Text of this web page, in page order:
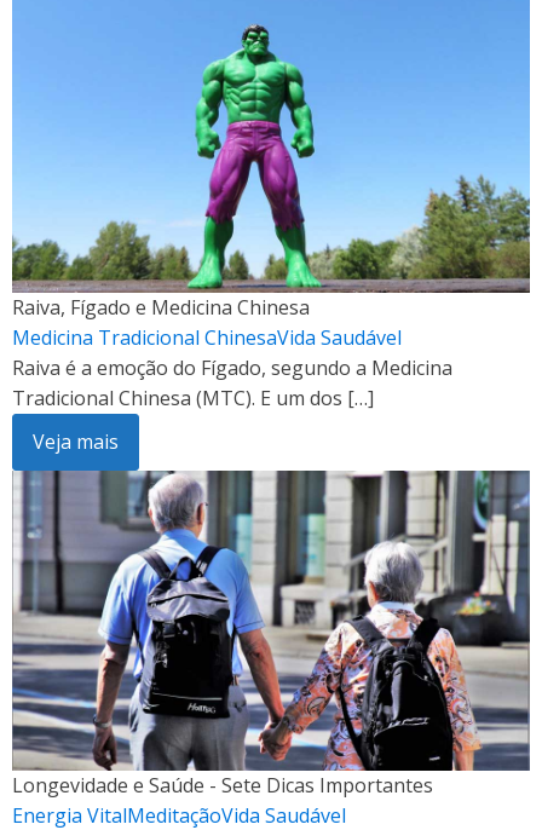
Raiva, Fígado e Medicina Chinesa
Medicina Tradicional ChinesaVida Saudável
Raiva é a emoção do Fígado, segundo a Medicina
Tradicional Chinesa (MTC). E um dos […]
Veja mais
Longevidade e Saúde - Sete Dicas Importantes
Energia VitalMeditaçãoVida Saudável